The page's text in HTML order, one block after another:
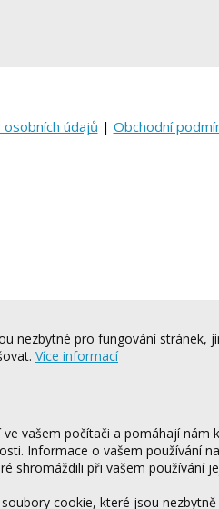
údajů | Obchodní
nezbytné pro fungování
Více informací
vašem počítači a pomáhají
Informace o vašem používání
shromáždili při vašem používání
cookie, které jsou